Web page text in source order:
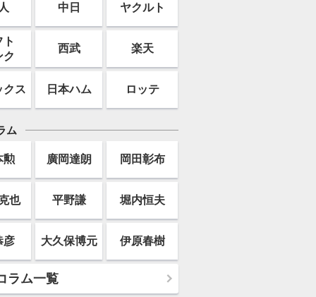
中日 ヤクルト
ト
ク
西武 楽天
クス 日本ハム ロッテ
ム
勲 廣岡達朗 岡田彰布
也 平野謙 堀内恒夫
彦 大久保博元 伊原春樹
ラム一覧